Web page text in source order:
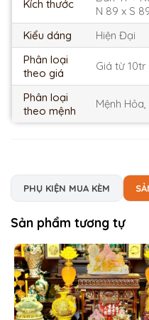
Kích thước
N 89 x S
Kiểu dáng
Hiện Đại
Phân loại
theo giá
Giá từ 10tr
Phân loại
theo mệnh
Mệnh
PHỤ KIỆN MUA KÈM
Sản phẩm tương tự